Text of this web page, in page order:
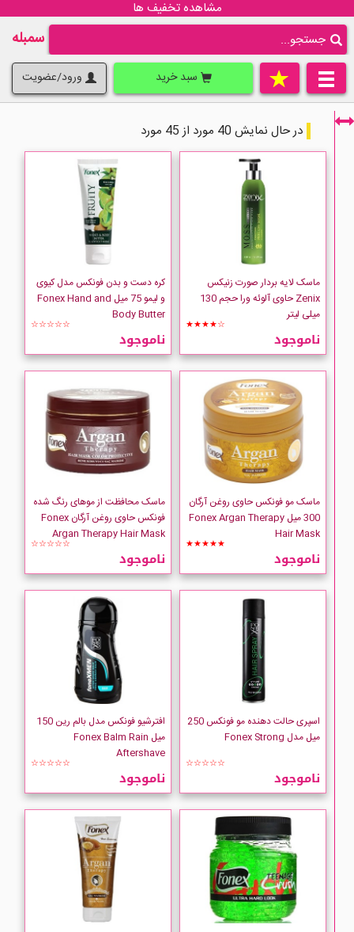
مشاهده تخفیف ها
سمبله
سبد خرید ورود/عضویت
فقط نمایش کالاهای موجود
Fonex
در حال نمایش 40 مورد از 45 مورد
ماسک لایه بردار صورت زنیکس
Zenix حاوی آلوئه ورا حجم 130
میلی لیتر
★★★★☆
ناموجود
کره دست و بدن فونکس مدل کیوی
و لیمو 75 میل Fonex Hand and
Body Butter
☆☆☆☆☆
ناموجود
ماسک مو فونکس حاوی روغن آرگان
300 میل Fonex Argan Therapy
Hair Mask
★★★★★
ناموجود
ماسک محافظت از موهای رنگ شده
فونکس حاوی روغن آرگان Fonex
Argan Therapy Hair Mask
☆☆☆☆☆
ناموجود
اسپری حالت دهنده مو فونکس 250
میل مدل Fonex Strong
☆☆☆☆☆
ناموجود
افترشیو فونکس مدل بالم رین 150
میل Fonex Balm Rain
Aftershave
☆☆☆☆☆
ناموجود